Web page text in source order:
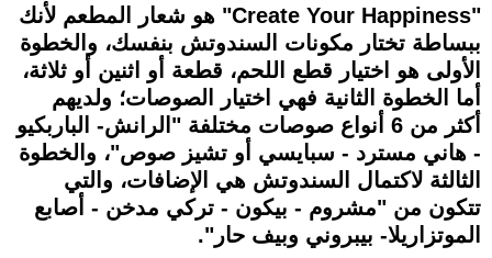
"Create Your Happiness" هو شعار المطعم لأنك
ببساطة تختار مكونات السندوتش بنفسك، والخطوة
الأولى هو اختيار قطع اللحم، قطعة أو اثنين أو ثلاثة،
أما الخطوة الثانية فهي اختيار الصوصات؛ ولديهم
أكثر من 6 أنواع صوصات مختلفة "الرانش- الباربكيو
- هاني مسترد - سبايسي أو تشيز صوص"، والخطوة
الثالثة لاكتمال السندوتش هي الإضافات، والتي
تتكون من "مشروم - بيكون - تركي مدخن - أصابع
الموتزاريلا- بيبروني وبيف حار".